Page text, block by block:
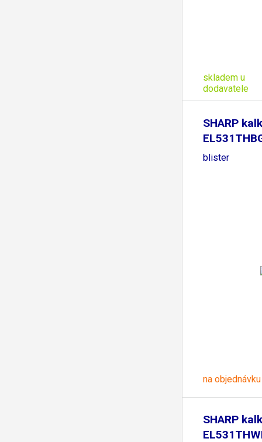
skladem u
dodavatele
SHARP
blister
na objednávku
SHARP